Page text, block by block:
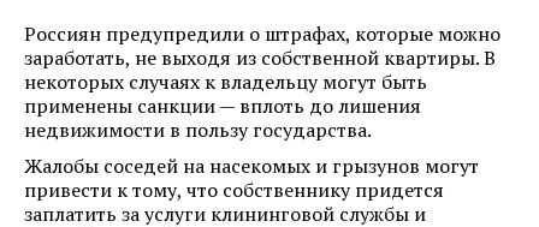
Россиян предупредили о штрафах, которые можно
заработать, не выходя из собственной квартиры. В
некоторых случаях к владельцу могут быть
применены санкции — вплоть до лишения
недвижимости в пользу государства.
Жалобы соседей на насекомых и грызунов могут
привести к тому, что собственнику придется
заплатить за услуги клининговой службы и